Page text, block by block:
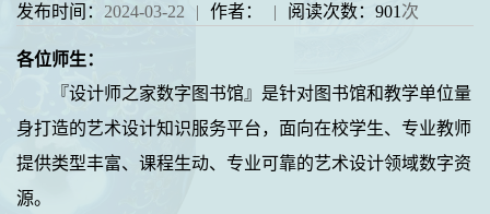
发布时间： 2024-03-22 | 作者： | 阅读次数： 901 次
各位师生：
『设计师之家数字图书馆』是针对图书馆和教学单位量
身打造的艺术设计知识服务平台，面向在校学生、专业教师
提供类型丰富、课程生动、专业可靠的艺术设计领域数字资
源。